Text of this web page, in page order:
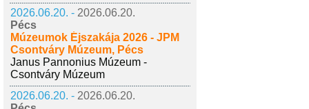
2026.06.20. - 2026.06.20.
Pécs
Múzeumok Éjszakája 2026 - JPM
Csontváry Múzeum, Pécs
Janus Pannonius Múzeum -
Csontváry Múzeum
2026.06.20. - 2026.06.20.